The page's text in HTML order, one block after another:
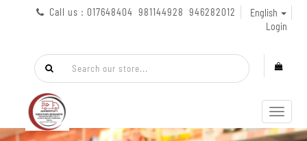
Call us : 017648404 981144928 946282012
English
Login